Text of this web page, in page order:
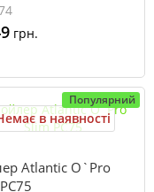
грн.
Популярний
в наявності
Atlantic O`Pro